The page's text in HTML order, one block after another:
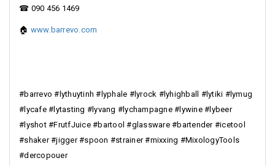
☎ 090 456 1469
🏠 www.barrevo.com
#barrevo #lythuytinh #lyphale #lyrock #lyhighball #lytiki #lymug
#lycafe #lytasting #lyvang #lychampagne #lywine #lybeer
#lyshot #FrutfJuice #bartool #glassware #bartender #icetool
#shaker #jigger #spoon #strainer #mixxing #MixologyTools
#dercopouer